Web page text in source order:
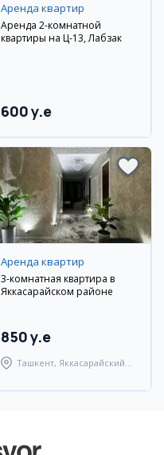
Аренда квартир
Аренда 2-комнатной
квартиры на Ц-13, Лабзак
600 y.e
Аренда квартир
3-комнатная квартира в
Яккасарайском районе
850 y.e
Ташкент, Яккасарайский